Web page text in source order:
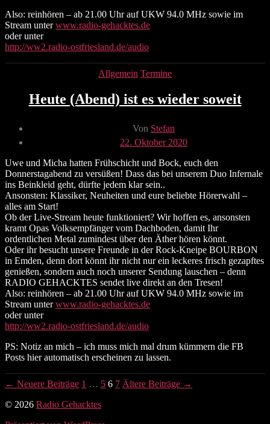
Also: reinhören – ab 21.00 Uhr auf UKW 94.0 MHz sowie im
Stream unterwww.radio-gehacktes.de
oder unter
http://ww2.radio-ostfriesland.de/audio
Kategorien
Allgemein Termine
Heute (Abend) ist es wieder soweit
Beitragsautor
Von Stefan
Veröffentlichungsdatum
22. Oktober 2020
Uwe und Micha hatten Frühschicht und Bock, euch den
Donnerstagabend zu versüßen! Dass das bei unserem Duo Infernale
ins Beinkleid geht, dürfte jedem klar sein..
Ansonsten: Klassiker, Neuheiten und eure beliebte Hörerwahl –
alles am Start!
Ob der Live-Stream heute funktioniert? Wir hoffen es, ansonsten
kramt Opas Volksempfänger vom Dachboden, damit Ihr
ordentlichen Metal zumindest über den Äther hören könnt.
Oder ihr besucht unsere Freunde in der Rock-Kneipe BOURBON
in Emden, denn dort könnt ihr nicht nur ein leckeres frisch gezapftes
genießen, sondern auch noch unserer Sendung lauschen – denn
RADIO GEHACKTES sendet live direkt an den Tresen!
Also: reinhören – ab 21.00 Uhr auf UKW 94.0 MHz sowie im
Stream unterwww.radio-gehacktes.de
oder unter
http://ww2.radio-ostfriesland.de/audio
PS: Notiz an mich – ich muss mich mal drum kümmern die FB
Posts hier automatisch erscheinen zu lassen.
Seitennummerierung
der
Beiträge
← Neuere Beiträge 1 … 5 6 7 Ältere Beiträge →
© 2026 Radio Gehacktes